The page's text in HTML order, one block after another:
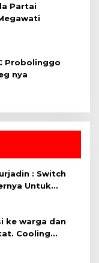
Partai
Probolinggo
nya
: Switch
Untuk
ke warga dan
Cooling
Rumbai,